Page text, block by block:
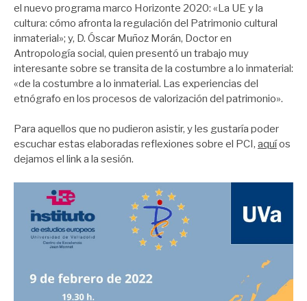
el nuevo programa marco Horizonte 2020: «La UE y la
cultura: cómo afronta la regulación del Patrimonio cultural
inmaterial»; y, D. Óscar Muñoz Morán, Doctor en
Antropología social, quien presentó un trabajo muy
interesante sobre se transita de la costumbre a lo inmaterial:
«de la costumbre a lo inmaterial. Las experiencias del
etnógrafo en los procesos de valorización del patrimonio».
Para aquellos que no pudieron asistir, y les gustaría poder
escuchar estas elaboradas reflexiones sobre el PCI, aquíos
dejamos el link a la sesión.